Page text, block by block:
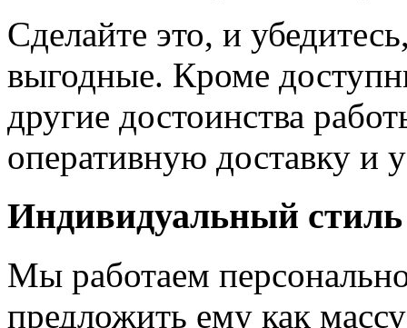
Сделайте это, и
выгодные. Кроме
другие достоинства
оперативную доставку и
Индивидуальный стиль
Мы работаем
предложить ему как